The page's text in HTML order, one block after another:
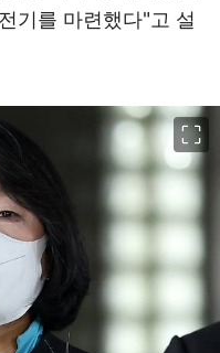
기를 마련했다"고 설